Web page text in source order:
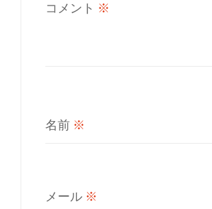
コメント ※
名前 ※
メール ※